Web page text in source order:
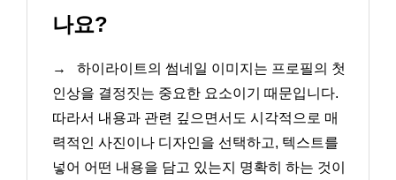
나요?
→
하이라이트의 썸네일 이미지는 프로필의 첫
인상을 결정짓는 중요한 요소이기 때문입니다.
따라서 내용과 관련 깊으면서도 시각적으로 매
력적인 사진이나 디자인을 선택하고, 텍스트를
넣어 어떤 내용을 담고 있는지 명확히 하는 것이